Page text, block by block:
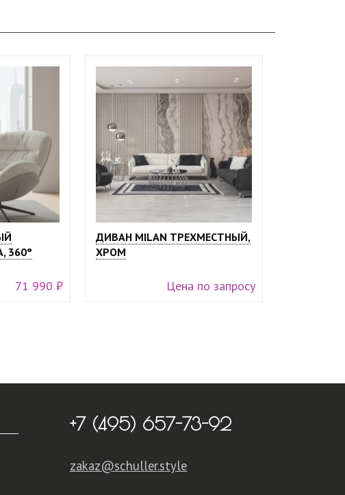
360°
71 990 ₽
ДИВАН MILAN ТРЕХМЕСТНЫЙ,
ХРОМ
Цена по запросу
+7 (495) 657-73-92
zakaz@schuller.style